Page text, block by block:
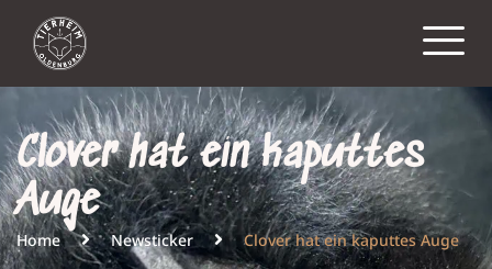
Clover hat ein kaputtes
Auge
Home Newsticker Clover hat ein kaputtes Auge